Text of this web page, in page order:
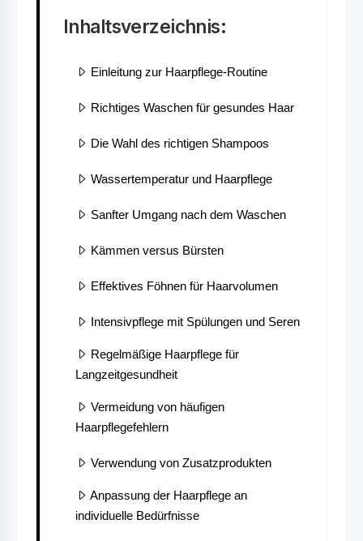
Inhaltsverzeichnis:
Einleitung zur Haarpflege-Routine
Richtiges Waschen für gesundes Haar
Die Wahl des richtigen Shampoos
Wassertemperatur und Haarpflege
Sanfter Umgang nach dem Waschen
Kämmen versus Bürsten
Effektives Föhnen für Haarvolumen
Intensivpflege mit Spülungen und Seren
Regelmäßige Haarpflege für
Langzeitgesundheit
Vermeidung von häufigen
Haarpflegefehlern
Verwendung von Zusatzprodukten
Anpassung der Haarpflege an
individuelle Bedürfnisse